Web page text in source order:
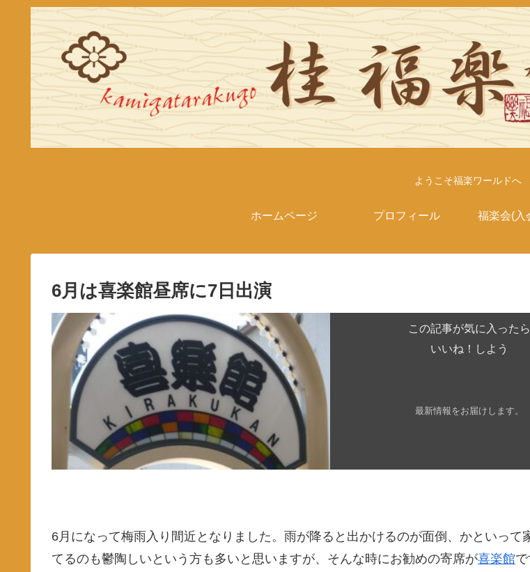
ようこそ福楽ワールドへ
ホームページ プロフィール 福楽会(入
6月は喜楽館昼席に7日出演
この記事が気に入ったら
いいね！しよう
最新情報をお届けします。
6月になって梅雨入り間近となりました。雨が降ると出かけるのが面倒、かといって
てるのも鬱陶しいという方も多いと思いますが、そんな時にお勧めの寄席が喜楽館